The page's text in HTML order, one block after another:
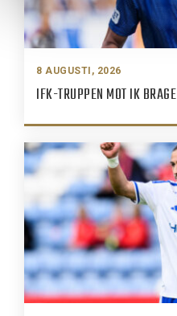
8 AUGUSTI, 2026
IFK-TRUPPEN MOT IK BRAGE